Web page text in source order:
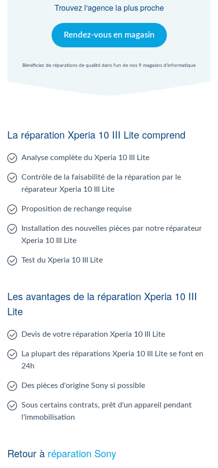
Trouvez l'agence la plus proche
Rendez-vous en magasin
Bénéficiez de réparations de qualité dans l'un de nos 9 magasins d'informatique
La réparation Xperia 10 III Lite comprend
Analyse complète du Xperia 10 III Lite
Contrôle de la faisabilité de la réparation par le
réparateur Xperia 10 III Lite
Proposition de rechange requise
Installation des nouvelles pièces par notre réparateur
Xperia 10 III Lite
Test du Xperia 10 III Lite
Les avantages de la réparation Xperia 10 III
Lite
Devis de votre réparation Xperia 10 III Lite
La plupart des réparations Xperia 10 III Lite se font en
24h
Des pièces d'origine Sony si possible
Sous certains contrats, prêt d'un appareil pendant
l'immobilisation
Retour à réparation Sony